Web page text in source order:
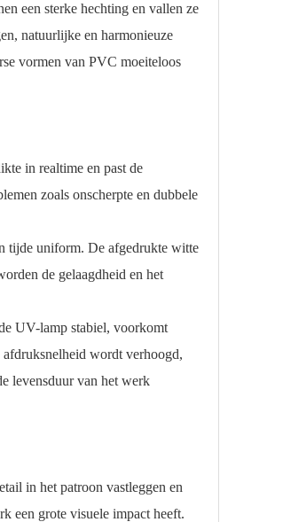
een sterke hechting en vallen ze
natuurlijke en harmonieuze
vormen van PVC moeiteloos
in realtime en past de
zoals onscherpte en dubbele
tijde uniform. De afgedrukte witte
de gelaagdheid en het
UV-lamp stabiel, voorkomt
wordt verhoogd,
levensduur van het werk
in het patroon vastleggen en
een grote visuele impact heeft.